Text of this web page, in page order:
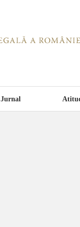
Jurnal